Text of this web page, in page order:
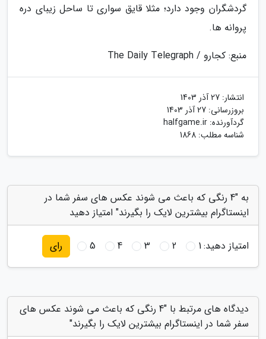
گردشگران وجود دارد؛ مثلا قایق سواری تا ساحل زیبای دره
پروانه ها.
منبع: کجارو / The Daily Telegraph
انتشار: 27 آذر 1403
بروزرسانی: 27 آذر 1403
گردآورنده: halfgame.ir
شناسه مطلب: 1868
به "4 رنگی که باعث می شوند عکس های سفر شما در
اینستاگرام بیشترین لایک را بگیرند" امتیاز دهید
امتیاز دهید:1
2
3
4
5 رای
دیدگاه های مرتبط با "4 رنگی که باعث می شوند عکس های
سفر شما در اینستاگرام بیشترین لایک را بگیرند"